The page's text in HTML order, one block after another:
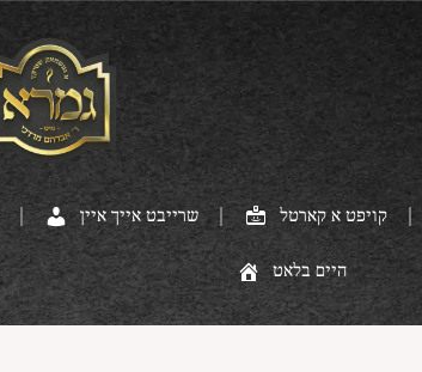
שרייבט אייך איין קויפט א קארטל
היים בלאט